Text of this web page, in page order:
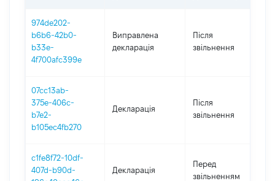
974de202-
b6b6-42b0-
b33e-
4f700afc399e
Виправлена
декларація
Після
звільнення
07cc13ab-
375e-406c-
b7e2-
b105ec4fb270
Декларація
Після
звільнення
c1fe8f72-10df-
407d-b90d-
Декларація
Перед
звільненням